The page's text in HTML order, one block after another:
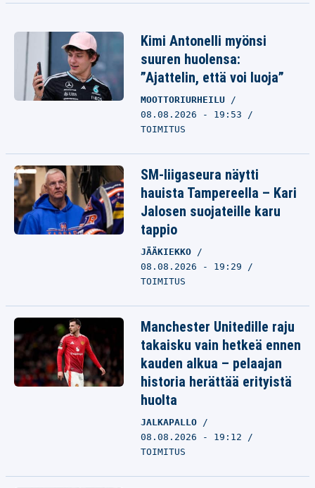
Kimi Antonelli myönsi
suuren huolensa:
”Ajattelin, että voi luoja”
MOOTTORIURHEILU
08.08.2026 - 19:53
TOIMITUS
SM-liigaseura näytti
hauista Tampereella – Kari
Jalosen suojateille karu
tappio
JÄÄKIEKKO
08.08.2026 - 19:29
TOIMITUS
Manchester Unitedille raju
takaisku vain hetkeä ennen
kauden alkua – pelaajan
historia herättää erityistä
huolta
JALKAPALLO
08.08.2026 - 19:12
TOIMITUS